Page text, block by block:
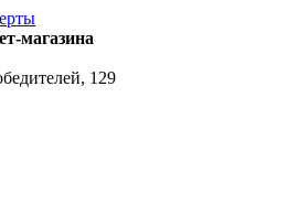
магазина
129